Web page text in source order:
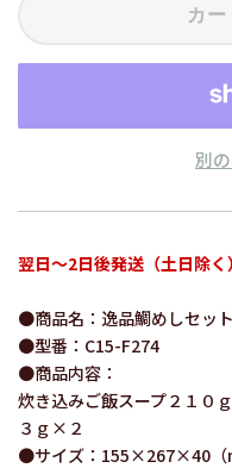
カー
別
翌日～2日後発送（土日除く）
●商品名：逸品鯛めしセット
●型番：C15-F274
●商品内容：
炊き込みご飯スープ２１
３ｇ×２
●サイズ：155×267×40（